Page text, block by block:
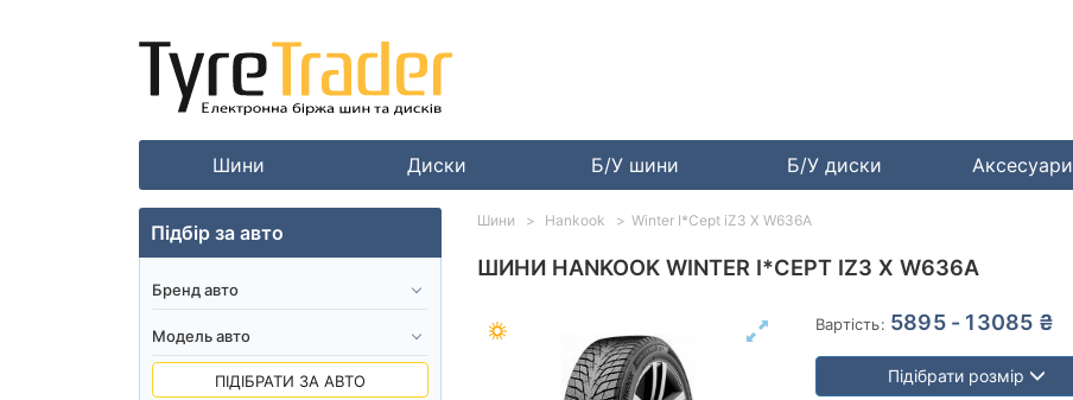
Шини Диски Б/У шини Б/У диски Аксесуари
ШИНИ HANKOOK WINTER I*CEPT IZ3 X W636A
Вартість: 5895 - 13085 ₴
Підібрати розмір
Шини Hankook Winter I*Cept iZ3 X W636A
Підбір за авто
ПІДІБРАТИ ЗА АВТО